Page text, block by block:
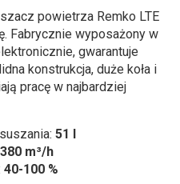
powietrza Remko LTE
Fabrycznie wyposażony w
gwarantuje
konstrukcja, duże koła i
pracę w najbardziej
51 l
380 m³/h
40-100 %